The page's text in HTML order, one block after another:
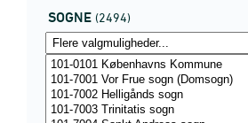
SOGNE (2494)